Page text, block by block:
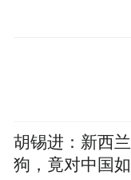
胡锡进：新西
狗，竟对中国